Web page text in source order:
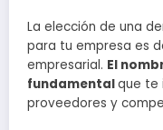
La elección de una
para tu empresa es
empresarial. El
fundamentalque te
proveedores y